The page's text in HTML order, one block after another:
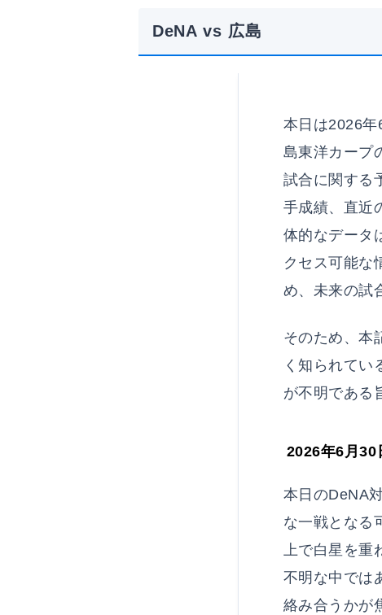
DeNA vs 広島
本日は2026
島東洋カープ
試合に関する
手成績、直近
体的なデータ
クセス可能な
め、未来の試
そのため、本
く知られてい
が不明である
2026年6月30
本日のDeNA
な一戦となる
上で白星を
不明な中では
絡み合うかが